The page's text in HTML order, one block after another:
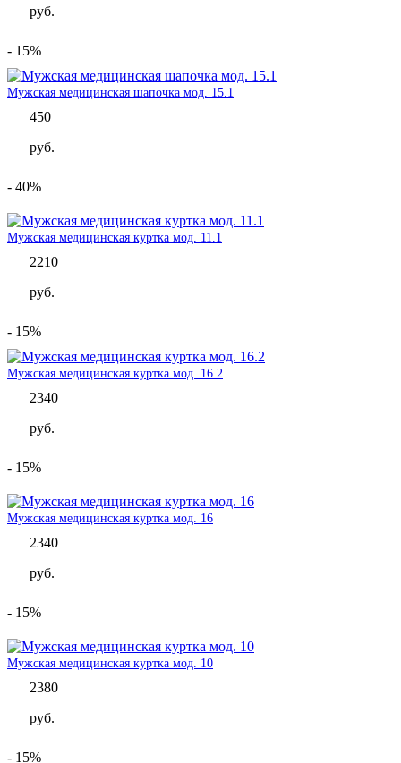
руб.
- 15%
Мужская медицинская шапочка мод. 15.1
450
руб.
- 40%
Мужская медицинская куртка мод. 11.1
2210
руб.
- 15%
Мужская медицинская куртка мод. 16.2
2340
руб.
- 15%
Мужская медицинская куртка мод. 16
2340
руб.
- 15%
Мужская медицинская куртка мод. 10
2380
руб.
- 15%